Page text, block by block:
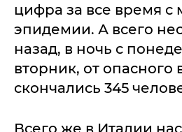
цифра за все время с
эпидемии. А всего
назад, в ночь с
вторник, от опасного
скончались 345
Всего же в Италии